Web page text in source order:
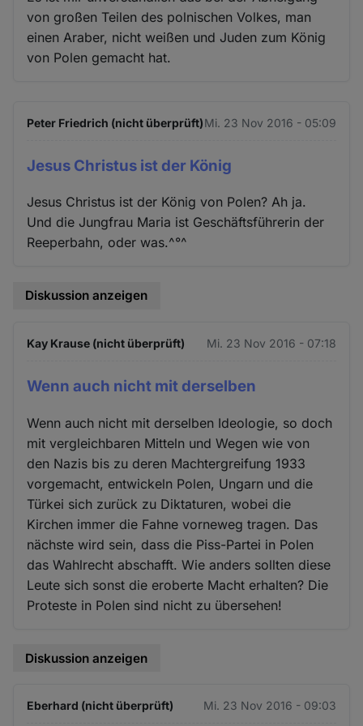
von großen Teilen des polnischen Volkes, man
einen Araber, nicht weißen und Juden zum König
von Polen gemacht hat.
Peter Friedrich (nicht überprüft)Mi. 23 Nov 2016 - 05:09
Jesus Christus ist der König
Jesus Christus ist der König von Polen? Ah ja.
Und die Jungfrau Maria ist Geschäftsführerin der
Reeperbahn, oder was.^°^
Diskussion anzeigen
Kay Krause (nicht überprüft) Mi. 23 Nov 2016 - 07:18
Wenn auch nicht mit derselben
Wenn auch nicht mit derselben Ideologie, so doch
mit vergleichbaren Mitteln und Wegen wie von
den Nazis bis zu deren Machtergreifung 1933
vorgemacht, entwickeln Polen, Ungarn und die
Türkei sich zurück zu Diktaturen, wobei die
Kirchen immer die Fahne vorneweg tragen. Das
nächste wird sein, dass die Piss-Partei in Polen
das Wahlrecht abschafft. Wie anders sollten diese
Leute sich sonst die eroberte Macht erhalten? Die
Proteste in Polen sind nicht zu übersehen!
Diskussion anzeigen
Eberhard (nicht überprüft) Mi. 23 Nov 2016 - 09:03